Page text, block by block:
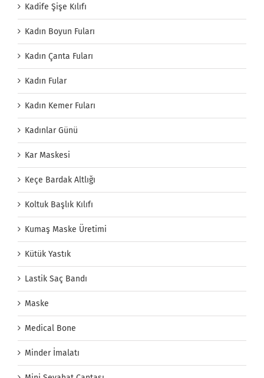
Kadife Şişe Kılıfı
Kadın Boyun Fuları
Kadın Çanta Fuları
Kadın Fular
Kadın Kemer Fuları
Kadınlar Günü
Kar Maskesi
Keçe Bardak Altlığı
Koltuk Başlık Kılıfı
Kumaş Maske Üretimi
Kütük Yastık
Lastik Saç Bandı
Maske
Medical Bone
Minder İmalatı